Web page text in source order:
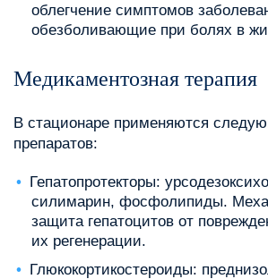
облегчение симптомов
обезболивающие при болях в
Медикаментозная терапия
В стационаре применяются
препаратов:
Гепатопротекторы:
силимарин, фосфолипиды.
защита гепатоцитов от
их регенерации.
Глюкокортикостероиды: